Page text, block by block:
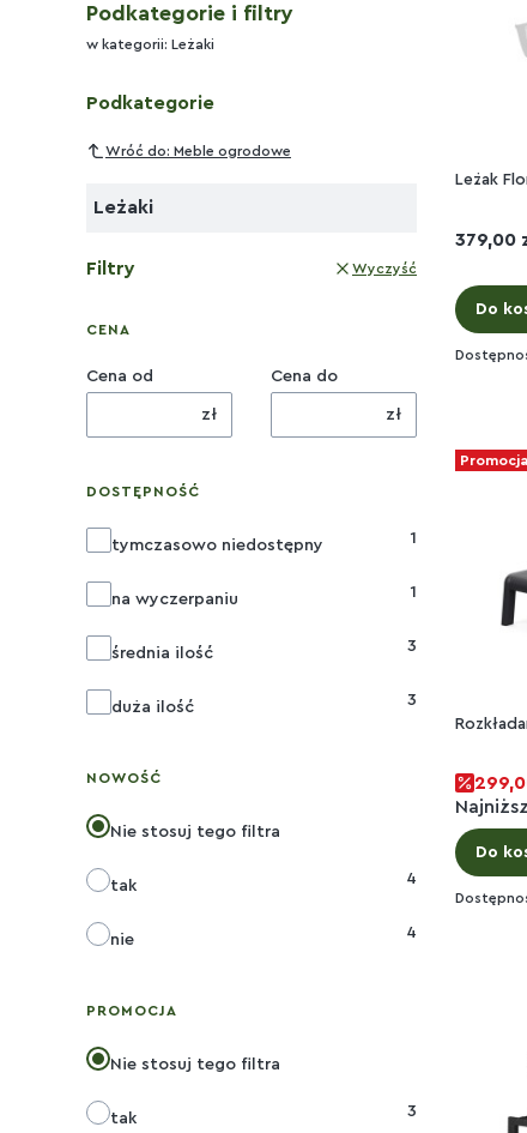
Podkategorie i filtry
w kategorii: Leżaki
Podkategorie
Wróć do: Meble ogrodowe
Leżaki
Filtry Wyczyść
CENA
Cena od
zł
Cena do
zł
DOSTĘPNOŚĆ
Dostępność
tymczasowo niedostępny 1
na wyczerpaniu 1
średnia ilość 3
duża ilość 3
NOWOŚĆ
Nie stosuj tego filtra
tak 4
nie 4
PROMOCJA
Nie stosuj tego filtra
tak 3
Leżak
Cena
379,00
Do
Promocja
Do